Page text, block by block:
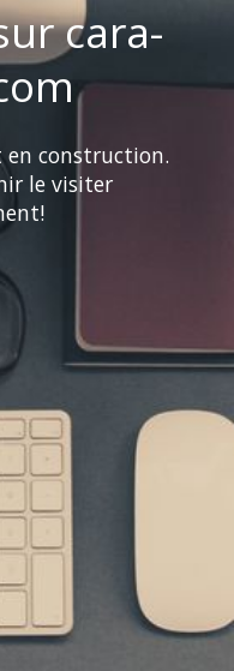
cara-
en construction.
le visiter